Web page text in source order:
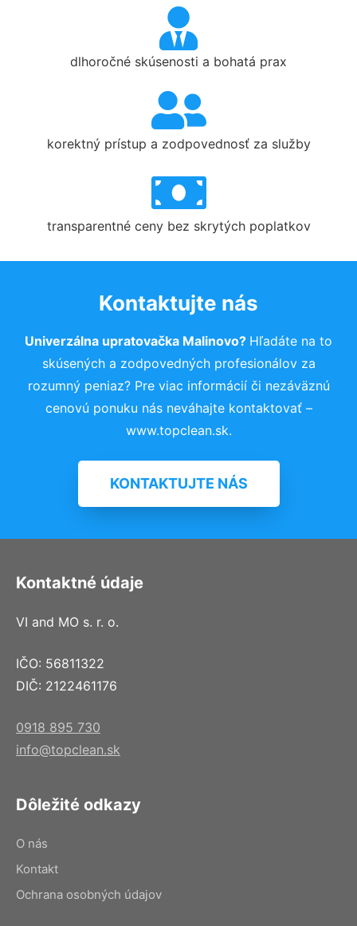
dlhoročné skúsenosti a bohatá prax
korektný prístup a zodpovednosť za služby
transparentné ceny bez skrytých poplatkov
Kontaktujte nás
Univerzálna upratovačka Malinovo? Hľadáte na to
skúsených a zodpovedných profesionálov za
rozumný peniaz? Pre viac informácií či nezáväznú
cenovú ponuku nás neváhajte kontaktovať –
www.topclean.sk.
KONTAKTUJTE NÁS
Kontaktné údaje
VI and MO s. r. o.
IČO: 56811322
DIČ: 2122461176
0918 895 730
info@topclean.sk
Dôležité odkazy
O nás
Kontakt
Ochrana osobných údajov